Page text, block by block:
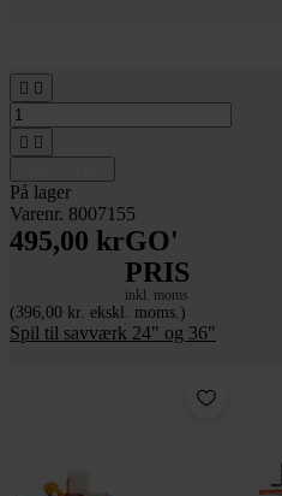
 
 
På lager
Varenr. 8007155
495,00 krGO'
PRIS
inkl. moms
(396,00 kr. ekskl. moms.)
Spil til savværk 24" og 36"